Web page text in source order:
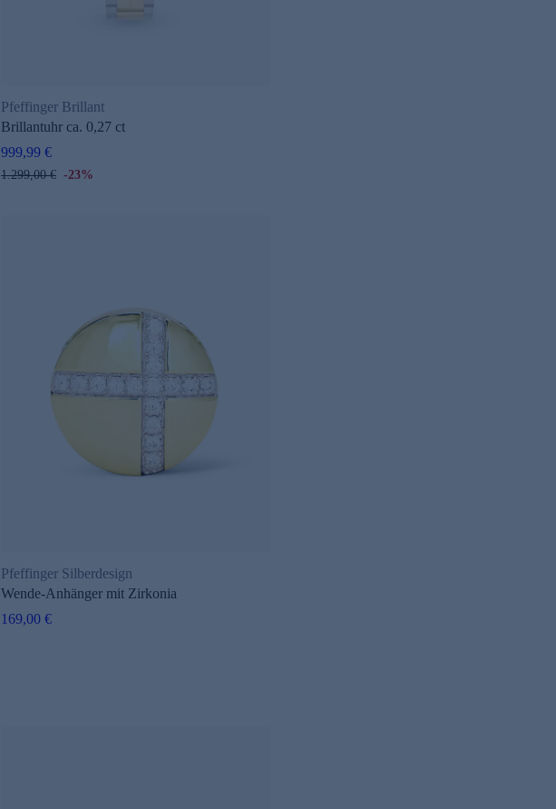
Pfeffinger Brillant
Brillantuhr ca. 0,27 ct
999,99 €
1.299,00 € -23%
Pfeffinger Silberdesign
Wende-Anhänger mit Zirkonia
169,00 €